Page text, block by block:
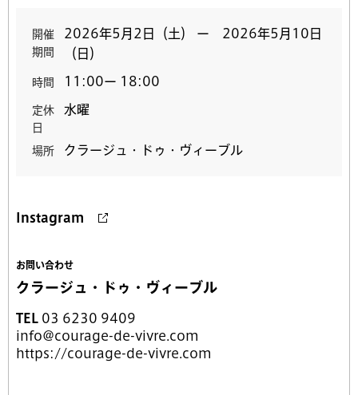
開催
期間
2026年5月2日（土） ー 2026年5月10日
（日）
時間 11:00ー 18:00
定休
日
水曜
場所 クラージュ・ドゥ・ヴィーブル
Instagram
お問い合わせ
クラージュ・ドゥ・ヴィーブル
TEL 03 6230 9409
info@courage-de-vivre.com
https://courage-de-vivre.com